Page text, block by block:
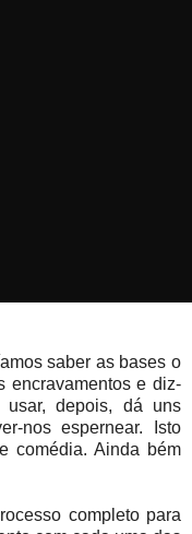
saber as bases o
encravamentos e diz-
depois, dá uns
nos espernear. Isto
comédia. Ainda bém
completo para